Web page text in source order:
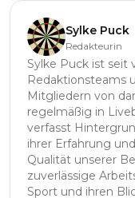
Sylke Puck
Redakteurin
Sylke Puck ist seit
Redaktionsteams
Mitgliedern von
regelmäßig in
verfasst
ihrer Erfahrung
Qualität unserer
zuverlässige
Sport und ihren